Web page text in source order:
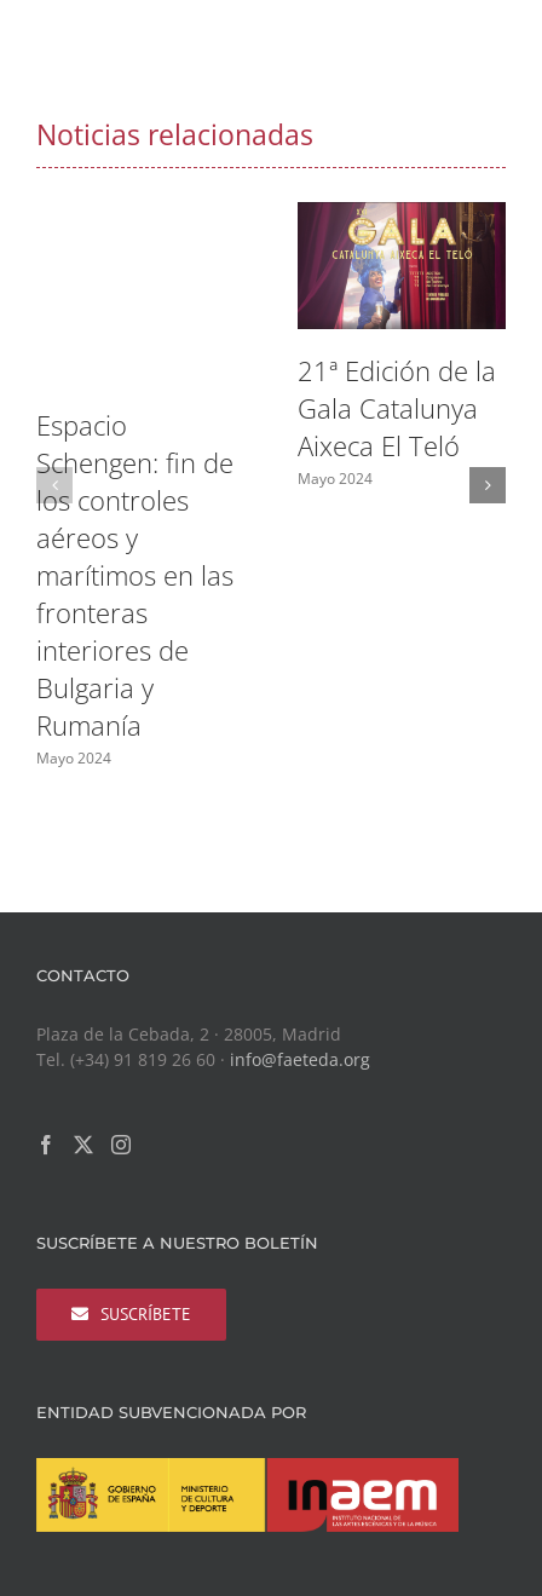
Noticias relacionadas
Espacio
Schengen: fin de
los controles
aéreos y
marítimos en las
fronteras
interiores de
Bulgaria y
Rumanía
Mayo 2024
21ª Edición de la
Gala Catalunya
Aixeca El Teló
Mayo 2024
CONTACTO
Plaza de la Cebada, 2 · 28005, Madrid
Tel. (+34) 91 819 26 60 · info@faeteda.org
SUSCRÍBETE A NUESTRO BOLETÍN
SUSCRÍBETE
ENTIDAD SUBVENCIONADA POR